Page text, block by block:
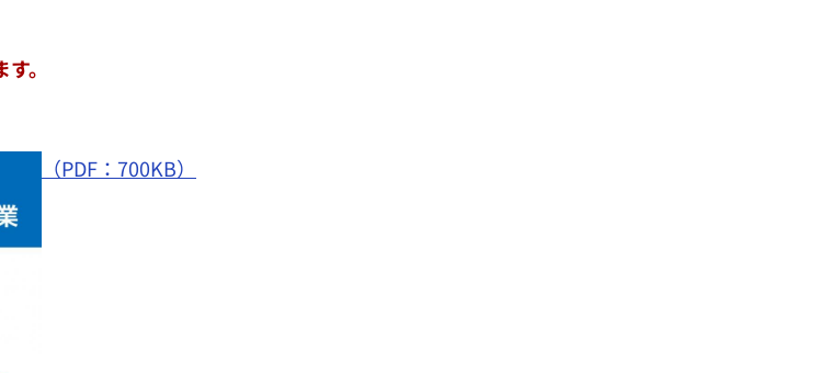
。
（PDF：700KB）